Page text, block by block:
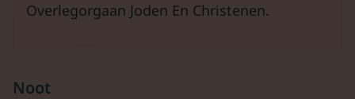
Overlegorgaan Joden En Christenen.
Noot